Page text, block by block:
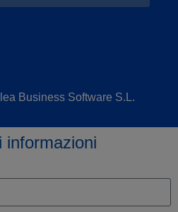
Business Software S.L.
informazioni